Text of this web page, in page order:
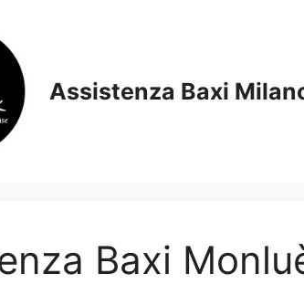
Assistenza Baxi
Baxi